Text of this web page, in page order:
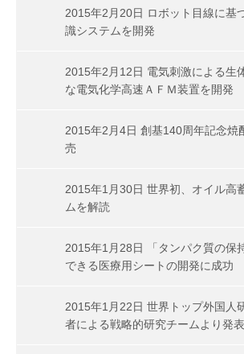
2015年2月20日 ロボット目線に基
識システムを開発
2015年2月12日 電気刺激による生
な電気化学高速ＡＦＭ装置を開発
2015年2月4日 創基140周年記念焼
売
2015年1月30日 世界初、オイル高
ムを解読
2015年1月28日 「タンパク質の保
できる医療用シートの開発に成功
2015年1月22日 世界トップ外国人
者による戦略的研究チームより発表